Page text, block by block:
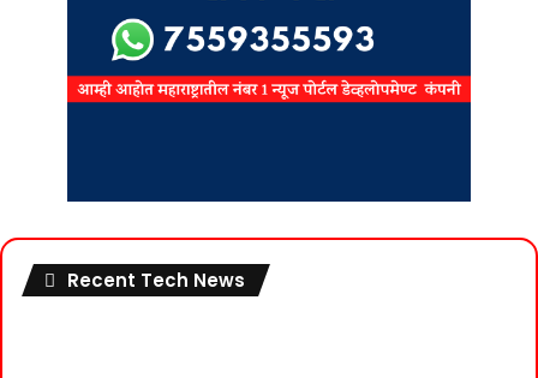
Recent Tech News